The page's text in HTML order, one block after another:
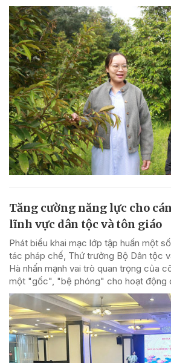
Tăng cường năng lực cho
lĩnh vực dân tộc và tôn giáo
Phát biểu khai mạc lớp tập huấn một
tác pháp chế, Thứ trưởng Bộ Dân tộc
Hà nhấn mạnh vai trò quan trọng của
một "gốc", "bệ phóng" cho hoạt động